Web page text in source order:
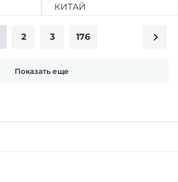
2 3 176
Показать еще